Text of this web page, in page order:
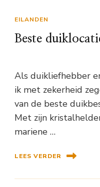
EILANDEN
Beste
Als duikliefhebber
ik met zekerheid
van de beste
Met zijn
mariene …
LEES VERDER